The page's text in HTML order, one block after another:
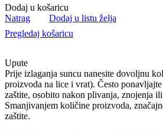
Dodaj u košaricu
Natrag
Dodaj u listu želja
Pregledaj košaricu
Upute
Prije izlaganja suncu nanesite dovoljnu
proizvoda na lice i vrat). Često
zaštite, osobito nakon plivanja, znojenja
Smanjivanjem količine proizvoda,
zaštite.